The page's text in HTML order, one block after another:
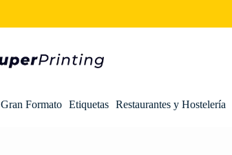
Gran Formato Etiquetas Restaurantes y Hostelería